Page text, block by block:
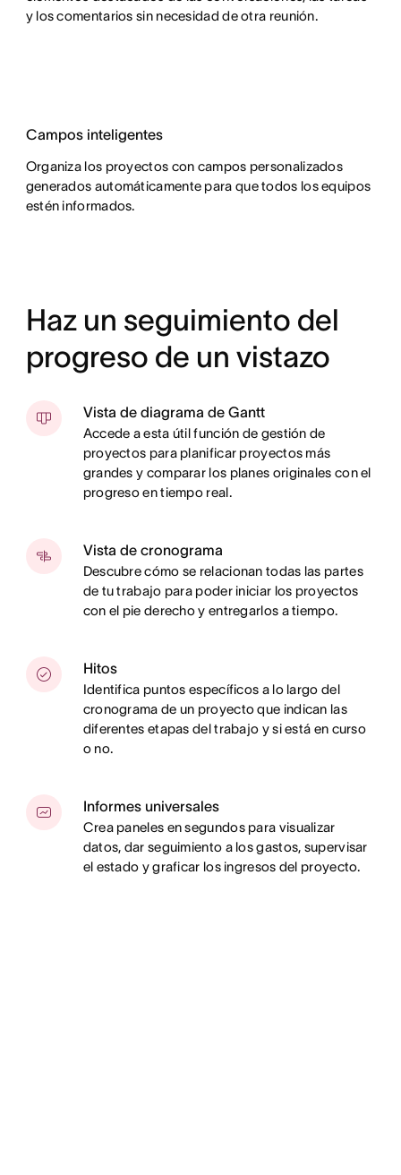
y los comentarios sin necesidad de otra reunión.
Campos inteligentes
Organiza los proyectos con campos personalizados
generados automáticamente para que todos los equipos
estén informados.
Haz un seguimiento del
progreso de un vistazo
Vista de diagrama de Gantt
Accede a esta útil función de gestión de
proyectos para planificar proyectos más
grandes y comparar los planes originales con el
progreso en tiempo real.
Vista de cronograma
Descubre cómo se relacionan todas las partes
de tu trabajo para poder iniciar los proyectos
con el pie derecho y entregarlos a tiempo.
Hitos
Identifica puntos específicos a lo largo del
cronograma de un proyecto que indican las
diferentes etapas del trabajo y si está en curso
o no.
Informes universales
Crea paneles en segundos para visualizar
datos, dar seguimiento a los gastos, supervisar
el estado y graficar los ingresos del proyecto.